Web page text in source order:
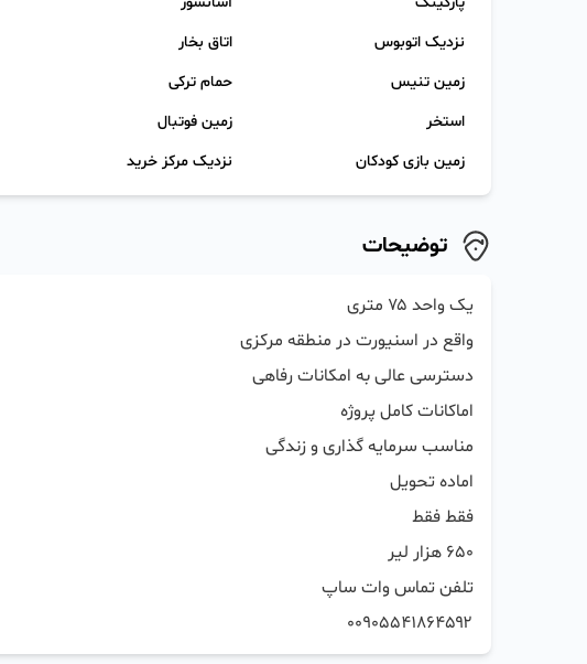
نزدیک اتوبوس
اتاق بخار
زمین تنیس
حمام ترکی
استخر
زمین فوتبال
زمین بازی کودکان
نزدیک مرکز خرید
توضیحات
۰۰۹۰۵۵۴۱۸۶۴۵۹۲